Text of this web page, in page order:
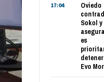
17:04
Oviedo
Sokol y
es
Evo